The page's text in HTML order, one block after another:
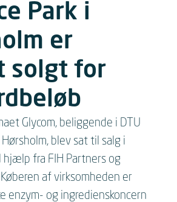
Park i
er
solgt for
Glycom, beliggende i DTU
Hørsholm, blev sat til salg i
fra FIH Partners og
af virksomheden er
enzym- og ingredienskoncern